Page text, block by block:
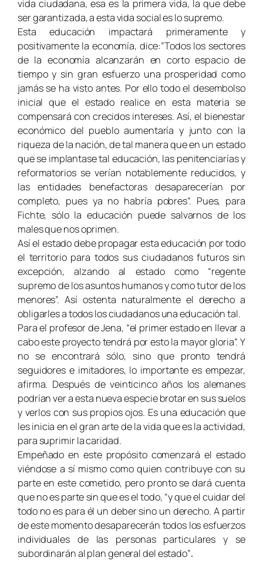
vida ciudadana, esa es la primera vida, la que debe
ser garantizada, a esta vida social es lo supremo.
Esta educación impactará primeramente y
positivamente la economía, dice:”Todos los sectores
de la economía alcanzarán en corto espacio de
tiempo y sin gran esfuerzo una prosperidad como
jamás se ha visto antes. Por ello todo el desembolso
inicial que el estado realice en esta materia se
compensará con crecidos intereses. Así, el bienestar
económico del pueblo aumentaría y junto con la
riqueza de la nación, de tal manera que en un estado
que se implantase tal educación, las penitenciarías y
reformatorios se verían notablemente reducidos, y
las entidades benefactoras desaparecerían por
completo, pues ya no habría pobres”. Pues, para
Fichte, sólo la educación puede salvarnos de los
males que nos oprimen.
Así el estado debe propagar esta educación por todo
el territorio para todos sus ciudadanos futuros sin
excepción, alzando al estado como “regente
supremo de los asuntos humanos y como tutor de los
menores”. Así ostenta naturalmente el derecho a
obligarles a todos los ciudadanos una educación tal.
Para el profesor de Jena, “el primer estado en llevar a
cabo este proyecto tendrá por esto la mayor gloria”. Y
no se encontrará sólo, sino que pronto tendrá
seguidores e imitadores, lo importante es empezar,
afirma. Después de veinticinco años los alemanes
podrían ver a esta nueva especie brotar en sus suelos
y verlos con sus propios ojos. Es una educación que
les inicia en el gran arte de la vida que es la actividad,
para suprimir la caridad.
Empeñado en este propósito comenzará el estado
viéndose a sí mismo como quien contribuye con su
parte en este cometido, pero pronto se dará cuenta
que no es parte sin que es el todo, “y que el cuidar del
todo no es para él un deber sino un derecho. A partir
de este momento desaparecerán todos los esfuerzos
individuales de las personas particulares y se
subordinarán al plan general del estado”.